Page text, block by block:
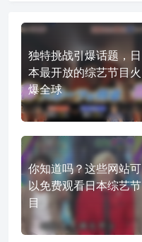
独特挑战引爆话题，日
本最开放的综艺节目火
爆全球
你知道吗？这些网站可
以免费观看日本综艺节
目